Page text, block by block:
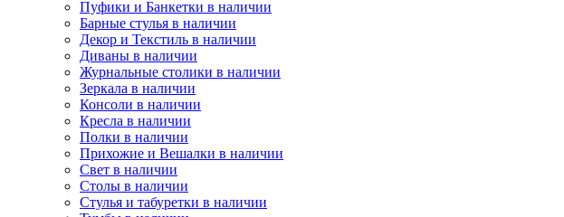
Пуфики и Банкетки в наличии
Барные стулья в наличии
Декор и Текстиль в наличии
Диваны в наличии
Журнальные столики в наличии
Зеркала в наличии
Консоли в наличии
Кресла в наличии
Полки в наличии
Прихожие и Вешалки в наличии
Свет в наличии
Столы в наличии
Стулья и табуретки в наличии